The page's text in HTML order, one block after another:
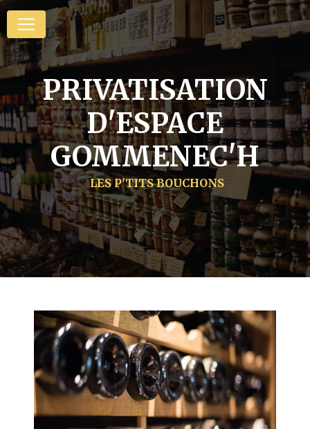
PRIVATISATION
D'ESPACE
GOMMENEC'H
LES P'TITS BOUCHONS
Panneau de gestion des cookies